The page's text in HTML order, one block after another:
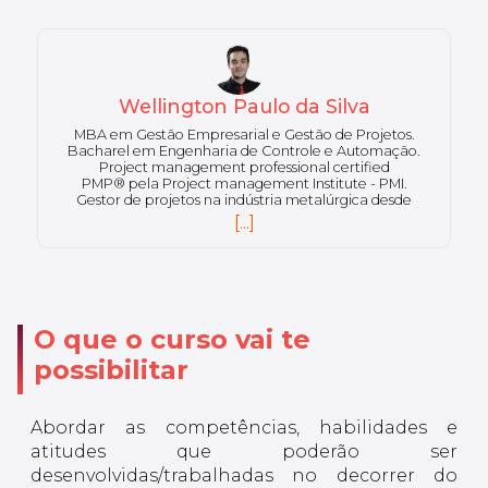
Willyams Bezerra de Mello
Pesquisador na área de BIM (Building Information
Modeling). Mestre em Engenharia Civil e Urbana.
Graduado em Tecnologia de Construção Civil.
Bacharel em Engenharia de Produção. Experiência
em fiscalização e acompanhamento da produção de
obras de edificação e infraestrutura. Bolsista da
FUNADESP com pesquisa em andamento na área de
[...]
O que o curso vai te
possibilitar
Abordar as competências, habilidades e
atitudes que poderão ser
desenvolvidas/trabalhadas no decorrer do